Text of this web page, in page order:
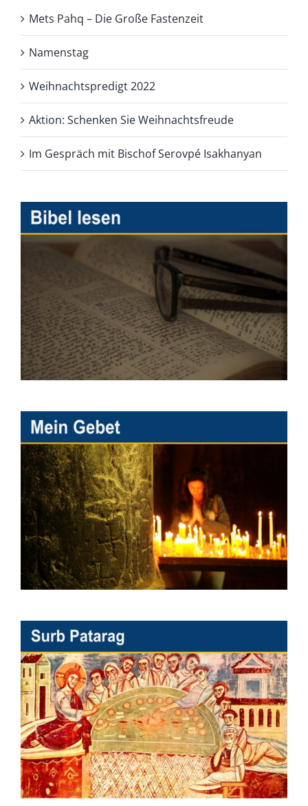
Mets Pahq – Die Große Fastenzeit
Namenstag
Weihnachtspredigt 2022
Aktion: Schenken Sie Weihnachtsfreude
Im Gespräch mit Bischof Serovpé Isakhanyan